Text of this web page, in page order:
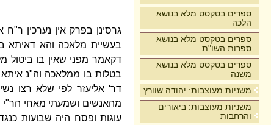
ספרים בטקסט מלא בנושא
הלכה
ספרים בטקסט מלא בנושא
ספרות השו"ת
ספרים בטקסט מלא בנושא
משנה
משניות מעוצבות: יהודה שוורץ
משניות מעוצבות: ביאורים
והרחבות
גרסינן בפרק אין נערכין
בעשיית מלאכה והא דאיתא
דקאמר מפני שאין בו ביטול
בטלות בו ממלאכה וה"נ
דר' אליעזר לפי שלא רצו
מהאנשים ושמעתי מאחי הר"י
עוגות ופסח היה שבועות